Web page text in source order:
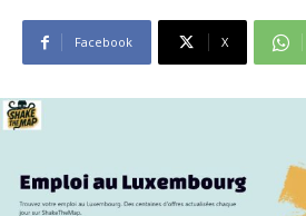
Facebook X